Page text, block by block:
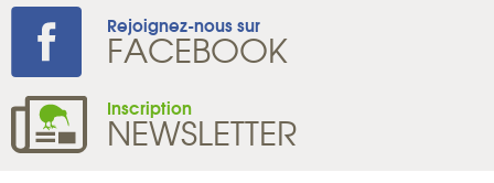
Rejoignez-nous sur
FACEBOOK
Inscription
NEWSLETTER